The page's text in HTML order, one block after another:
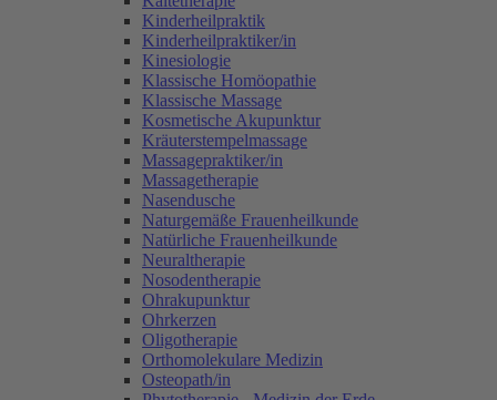
Kinderheilpraktik
Kinderheilpraktiker/in
Kinesiologie
Klassische Homöopathie
Klassische Massage
Kosmetische Akupunktur
Kräuterstempelmassage
Massagepraktiker/in
Massagetherapie
Nasendusche
Naturgemäße Frauenheilkunde
Natürliche Frauenheilkunde
Neuraltherapie
Nosodentherapie
Ohrakupunktur
Ohrkerzen
Oligotherapie
Orthomolekulare Medizin
Osteopath/in